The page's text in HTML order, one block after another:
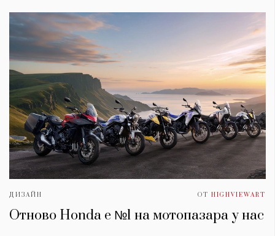
ДИЗАЙН ОТ HIGHVIEWART
Отново Honda е №1 на мотопазара у нас